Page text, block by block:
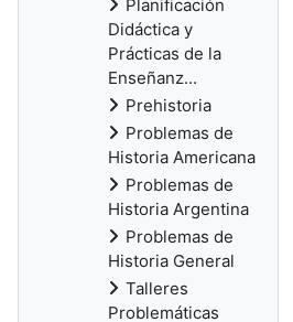
Planificación
Didáctica y
Prácticas de la
Enseñanz...
Prehistoria
Problemas de
Historia Americana
Problemas de
Historia Argentina
Problemas de
Historia General
Talleres
Problemáticas